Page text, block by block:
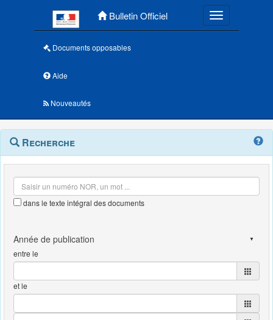
Bulletin Officiel Toggle
Documents opposables
Aide
Nouveautés
Navigation
outils
Menu
contextuel
Recherche
dans le texte intégral des documents
entre le
et le